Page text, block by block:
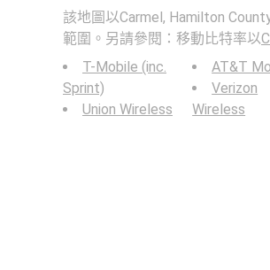
該地圖以Carmel, Hamilton
範圍。另請參閱：移動比特率以
T-Mobile (inc.
Sprint)
Union Wireless
AT&T
Verizon
Wireless